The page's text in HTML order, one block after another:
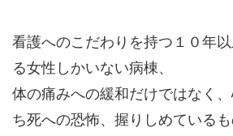
看護へのこだわりを持つ１０年
る女性しかいない病棟、
体の痛みへの緩和だけではなく
ち死への恐怖、握りしめている